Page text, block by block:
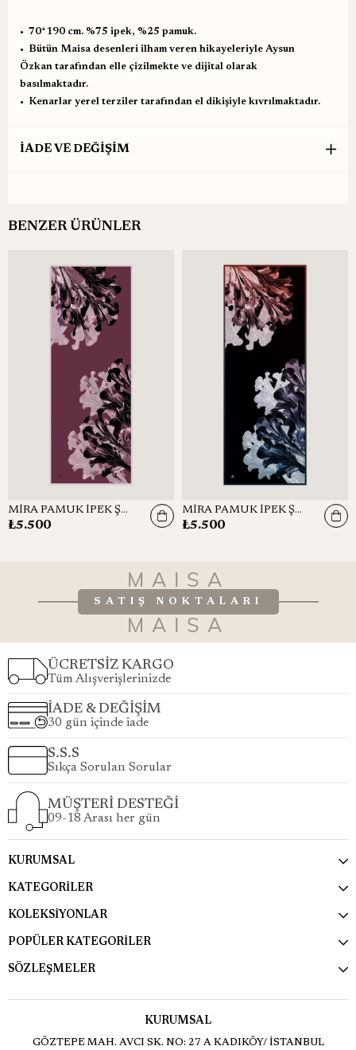
•⁠ ⁠70*190 cm. %75 ipek, %25 pamuk.
•⁠ ⁠Bütün Maisa desenleri ilham veren hikayeleriyle Aysun
Özkan tarafından elle çizilmekte ve dijital olarak
basılmaktadır.
•⁠ ⁠Kenarlar yerel terziler tarafından el dikişiyle kıvrılmaktadır.
İADE VE DEĞİŞİM
BENZER ÜRÜNLER
MİRA PAMUK İPEK ŞAL 70*190 CM - GÜL KURUSU
₺5.500
MİRA PAMUK İPEK ŞAL 70*190 CM - LACİVERT
₺5.500
MAISA
SATIŞ NOKTALARI
MAISA
ÜCRETSİZ KARGO
Tüm Alışverişlerinizde
İADE & DEĞİŞİM
30 gün içinde iade
S.S.S
Sıkça Sorulan Sorular
MÜŞTERİ DESTEĞİ
09-18 Arası her gün
KURUMSAL
KATEGORİLER
KOLEKSİYONLAR
POPÜLER KATEGORİLER
SÖZLEŞMELER
KURUMSAL
GÖZTEPE MAH. AVCI SK. NO: 27 A KADIKÖY/ İSTANBUL